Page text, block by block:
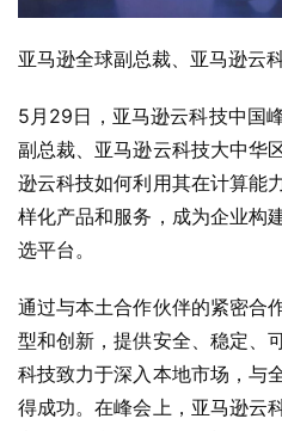
亚马逊全球副总裁、亚马逊云
5月29日，亚马逊云科技中国
副总裁、亚马逊云科技大中华
逊云科技如何利用其在计算能
样化产品和服务，成为企业构
选平台。
通过与本土合作伙伴的紧密合
型和创新，提供安全、稳定、
科技致力于深入本地市场，与
得成功。在峰会上，亚马逊云